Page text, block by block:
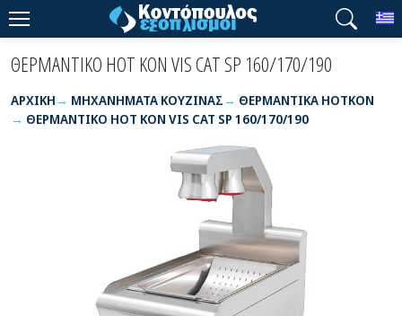
ΘΕΡΜΑΝΤΙΚΟ HOT KON VIS CAT SP 160/170/190
ΑΡΧΙΚΉ ΜΗΧΑΝΗΜΑΤΑ ΚΟΥΖΙΝΑΣ
ΘΕΡΜΑΝΤΙΚΑ HOTKON
ΘΕΡΜΑΝΤΙΚΟ HOT KON VIS CAT SP 160/170/190